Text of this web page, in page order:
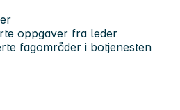
oppgaver fra leder
fagområder i botjenesten